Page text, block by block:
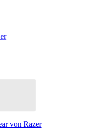
von Razer